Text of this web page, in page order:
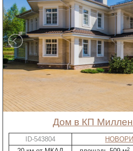
дом в КП
ID-543804
2